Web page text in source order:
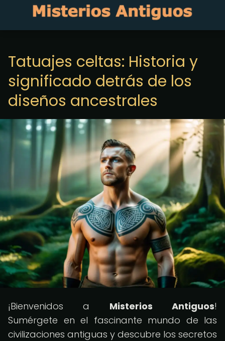
Tatuajes celtas: Historia y
significado detrás de los
diseños ancestrales
¡Bienvenidos a Misterios Antiguos!
Sumérgete en el fascinante mundo de las
civilizaciones antiguas y descubre los secretos